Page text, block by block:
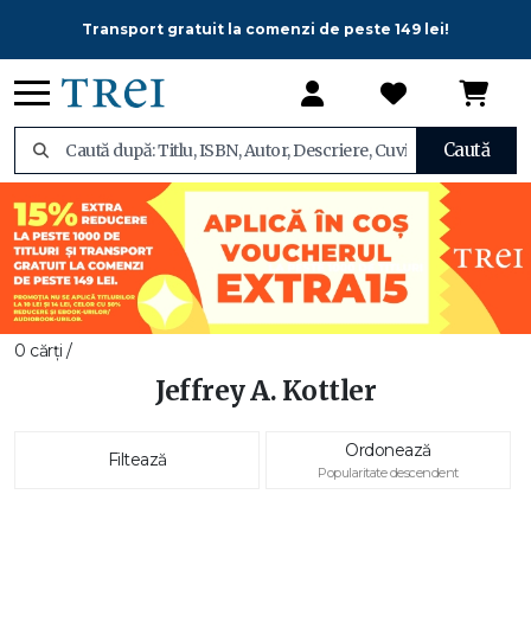
Transport gratuit la comenzi de peste 149 lei!
Caută
0 cărți /
Jeffrey A. Kottler
Filtează Ordonează
Popularitate descendent